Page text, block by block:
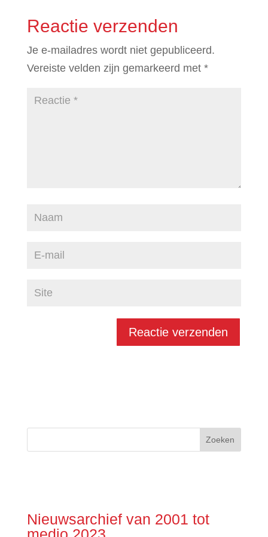
Reactie verzenden
Je e-mailadres wordt niet gepubliceerd.
Vereiste velden zijn gemarkeerd met *
Nieuwsarchief van 2001 tot